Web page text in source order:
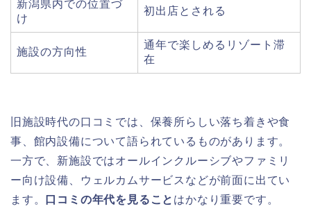
新潟県内での位置づ
け
初出店とされる
施設の方向性
通年で楽しめるリゾート滞
在
旧施設時代の口コミでは、保養所らしい落ち着きや食
事、館内設備について語られているものがあります。
一方で、新施設ではオールインクルーシブやファミリ
ー向け設備、ウェルカムサービスなどが前面に出てい
ます。
口コミの年代を見ること はかなり重要です。